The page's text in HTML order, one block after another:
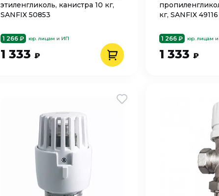
этиленгликоль, канистра 10 кг,
SANFIX 50853
1 266 ₽ юр. лицам и ИП
1 333 ₽
кг, SANFIX 49116
1 266 ₽ юр. лицам
1 333 ₽